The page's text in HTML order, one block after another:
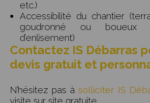
etc.)
Accessibilité du chantier
goudronné ou boueux
d’enlisement)
Contactez IS Débarras
devis gratuit et
N’hésitez pas àsolliciter IS
visite sur site gratuite.